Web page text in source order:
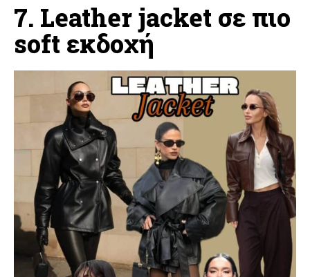
7. Leather jacket σε πιο
soft εκδοχή